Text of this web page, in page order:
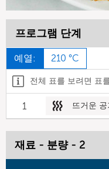
프로그램 단계
예열: 210 °C
전체 표를 보려면 표
1 뜨거운 공
재료 - 분량 - 2